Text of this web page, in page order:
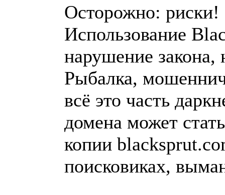
Осторожно: риски!
Использование
нарушение
Рыбалка,
всё это часть
домена может
копии
поисковиках,